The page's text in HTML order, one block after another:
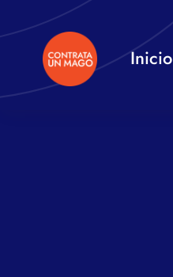
al
contenido
Inicio